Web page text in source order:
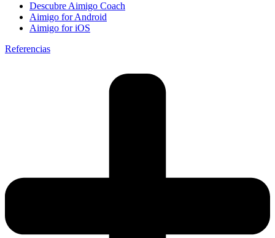
Descubre Aimigo Coach
Aimigo for Android
Aimigo for iOS
Referencias